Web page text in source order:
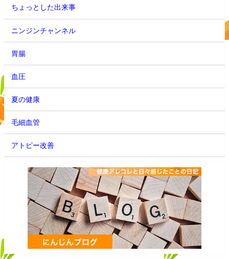
ちょっとした出来事
ニンジンチャンネル
胃腸
血圧
夏の健康
毛細血管
アトピー改善